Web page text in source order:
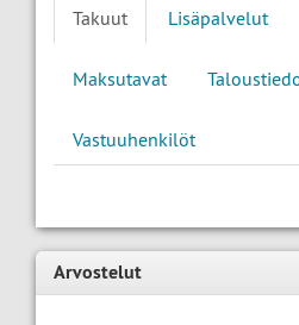
Takuut Lisäpalvelut
Maksutavat
Vastuuhenkilöt
Arvostelut